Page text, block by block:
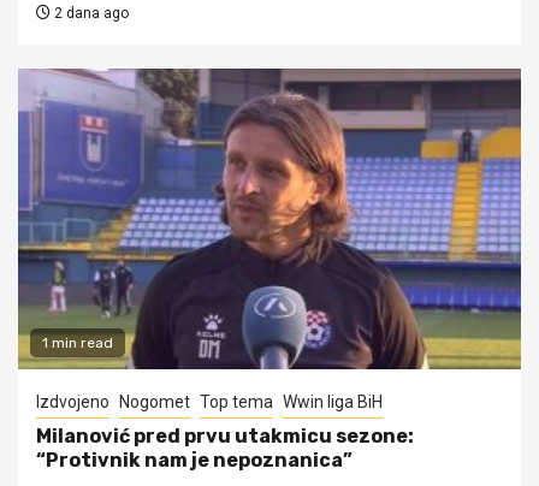
2 dana ago
1 min read
Izdvojeno Nogomet Top tema Wwin liga BiH
Milanović pred prvu utakmicu sezone:
“Protivnik nam je nepoznanica”